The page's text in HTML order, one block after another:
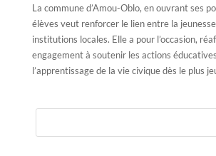
La commune d’Amou-Oblo, en ouvrant ses
élèves veut renforcer le lien entre la
institutions locales. Elle a pour l’occasion,
engagement à soutenir les actions
l’apprentissage de la vie civique dès le plus